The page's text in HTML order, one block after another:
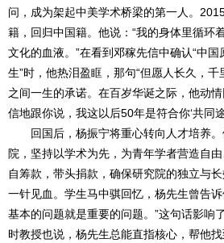
问，成为架起中美学术桥梁的第一人。
籍，回归中国籍。他说：“我的身体里循环
文化的血液。”在看到邓稼先信中确认“中
生”时，他热泪盈眶，那句“但愿人长久，
之间一生的承诺。在百岁华诞之际，他动
信地跟你说，我这以后50年是符合你‘共同
回国后，杨振宁将重心转向人才培养。
院，坚持以学术为先，为青年学者营造自
自筹款，带头捐款，确保研究院的独立与
一针见血。学生马中骐回忆，杨先生曾告
基本的问题就是重要的问题。”这句话影响
时教授也说，杨先生总能直指核心，帮他找